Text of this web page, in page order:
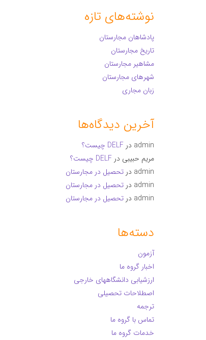
نوشته‌های تازه
پادشاهان مجارستان
تاریخ مجارستان
مشاهیر مجارستان
شهرهای مجارستان
زبان مجاری
آخرین دیدگاه‌ها
admin در DELF چیست؟
مریم حبیبی در DELF چیست؟
admin در تحصیل در مجارستان
admin در تحصیل در مجارستان
admin در تحصیل در مجارستان
دسته‌ها
آزمون
اخبار گروه ما
ارزشیابی دانشگاههای خارجی
اصطلاحات تحصیلی
ترجمه
تماس با گروه ما
خدمات گروه ما